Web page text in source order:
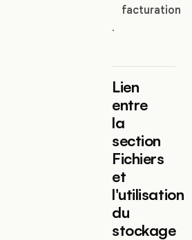
facturation
.
Lien
entre
la
section
Fichiers
et
l'utilisation
du
stockage